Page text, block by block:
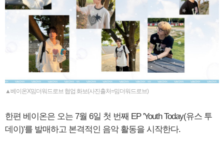
▲베이온X밈더워드로브 협업 화보(사진출처=밈더워드로브)
한편 베이온은 오는 7월 6일 첫 번째 EP 'Youth Today(유스 투
데이)'를 발매하고 본격적인 음악 활동을 시작한다.